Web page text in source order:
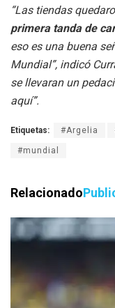
“Las tiendas
primera tanda de
eso es una buena
Mundial”, indicó
se llevaran un
aquí”.
Etiquetas: #Argelia
#mundial
Relacionado